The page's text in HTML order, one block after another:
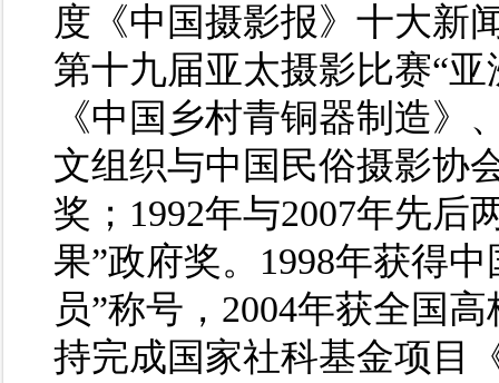
度《中国摄影报》十大新
第十九届亚太摄影比赛“
《中国乡村青铜器制造
文组织与中国民俗摄影协
奖；1992年与2007年先后
果”政府奖。1998年获得
员”称号，2004年获全国
持完成国家社科基金项目